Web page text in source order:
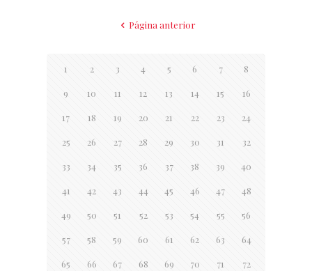
Página anterior
1 2 3 4 5 6 7 8
9 10 11 12 13 14 15 16
17 18 19 20 21 22 23 24
25 26 27 28 29 30 31 32
33 34 35 36 37 38 39 40
41 42 43 44 45 46 47 48
49 50 51 52 53 54 55 56
57 58 59 60 61 62 63 64
65 66 67 68 69 70 71 72